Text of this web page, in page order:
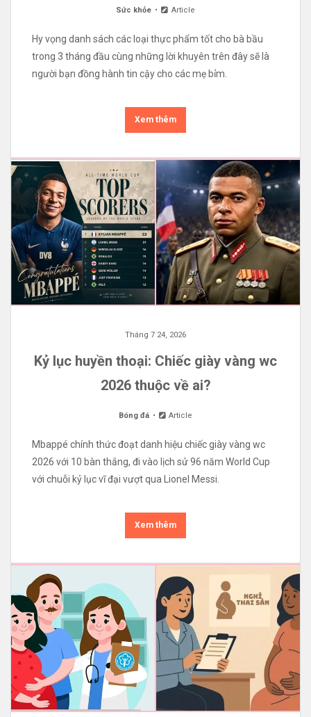
Sức khỏe Article
Hy vọng danh sách các loại thực phẩm tốt cho bà bầu
trong 3 tháng đầu cùng những lời khuyên trên đây sẽ là
người bạn đồng hành tin cậy cho các mẹ bỉm.
Xem thêm
Tháng 7 24, 2026
Kỷ lục huyền thoại: Chiếc giày vàng wc
2026 thuộc về ai?
Bóng đá Article
Mbappé chính thức đoạt danh hiệu chiếc giày vàng wc
2026 với 10 bàn thắng, đi vào lịch sử 96 năm World Cup
với chuỗi kỷ lục vĩ đại vượt qua Lionel Messi.
Xem thêm